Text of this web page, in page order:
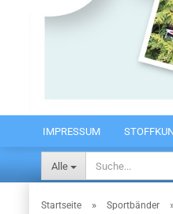
Alle
IMPRESSUM
Startseite » Sportbänder